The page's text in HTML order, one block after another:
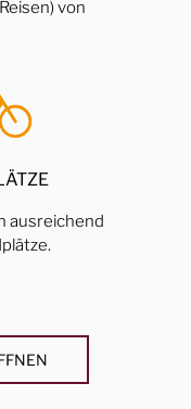
von
ausreichend